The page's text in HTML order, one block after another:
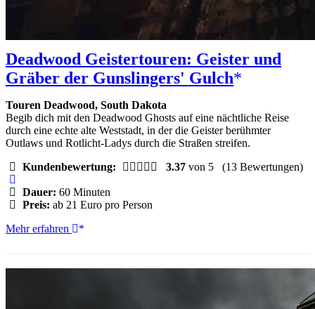
Deadwood Geistertouren: Geister und
Gräber der Gunslingers' Gulch
Touren Deadwood, South Dakota
Begib dich mit den Deadwood Ghosts auf eine nächtliche Reise
durch eine echte alte Weststadt, in der die Geister berühmter
Outlaws und Rotlicht-Ladys durch die Straßen streifen.
Kundenbewertung:
3.37 von 5 (13 Bewertungen)
Dauer: 60 Minuten
Preis: ab 21 Euro pro Person
Deadwood
und
Mehr erfahren